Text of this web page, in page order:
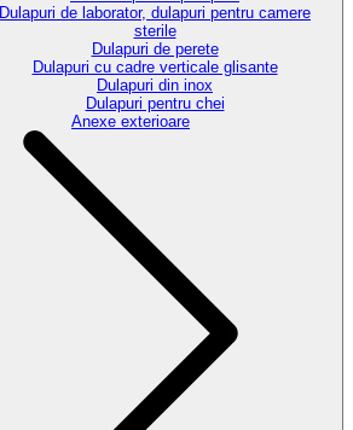
Dulapuri de laborator, dulapuri pentru camere
sterile
Dulapuri de perete
Dulapuri cu cadre verticale glisante
Dulapuri din inox
Dulapuri pentru chei
Anexe exterioare